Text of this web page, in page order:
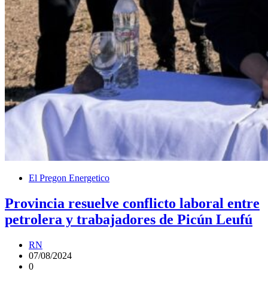
El Pregon Energetico
Provincia resuelve conflicto laboral entre
petrolera y trabajadores de Picún Leufú
RN
07/08/2024
0